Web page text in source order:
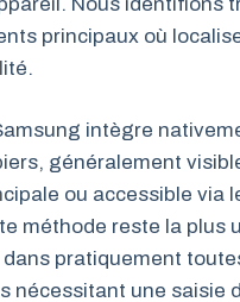
principaux où
intègre
généralement
ou accessible via
méthode reste la plus
pratiquement
nécessitant une saisie